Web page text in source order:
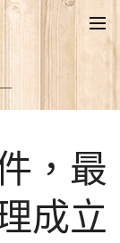
，最
成立